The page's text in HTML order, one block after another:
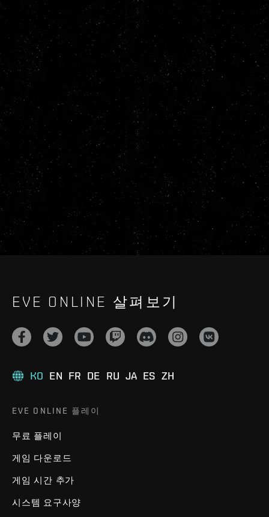
EVE ONLINE 살펴보기
KO EN FR DE RU JA ES ZH
EVE ONLINE 플레이
무료 플레이
게임 다운로드
게임 시간 추가
시스템 요구사양